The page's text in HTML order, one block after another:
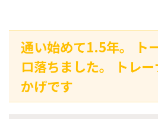
通い始めて1.5年。 ト
ロ落ちました。 トレ
かげです